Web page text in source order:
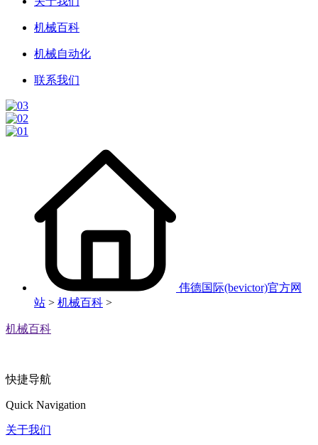
机械百科
机械自动化
联系我们
伟德国际(bevictor)官方网
站 > 机械百科 >
机械百科
快捷导航
Quick Navigation
关于我们